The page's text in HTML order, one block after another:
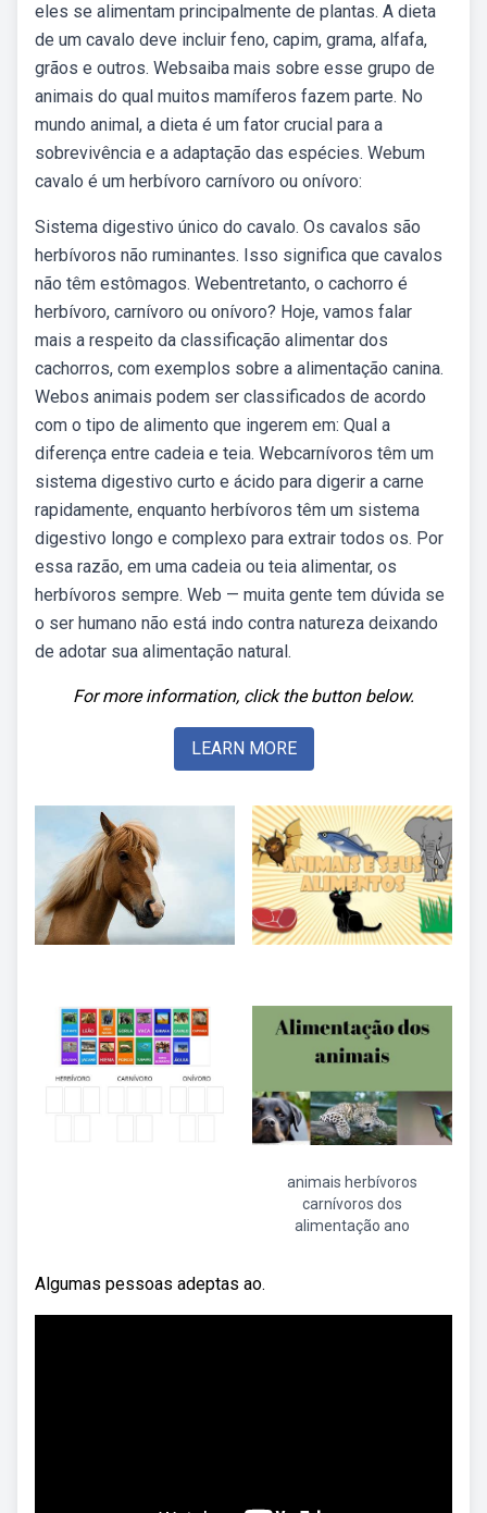
eles se alimentam principalmente de plantas. A dieta
de um cavalo deve incluir feno, capim, grama, alfafa,
grãos e outros. Websaiba mais sobre esse grupo de
animais do qual muitos mamíferos fazem parte. No
mundo animal, a dieta é um fator crucial para a
sobrevivência e a adaptação das espécies. Webum
cavalo é um herbívoro carnívoro ou onívoro:
Sistema digestivo único do cavalo. Os cavalos são
herbívoros não ruminantes. Isso significa que cavalos
não têm estômagos. Webentretanto, o cachorro é
herbívoro, carnívoro ou onívoro? Hoje, vamos falar
mais a respeito da classificação alimentar dos
cachorros, com exemplos sobre a alimentação canina.
Webos animais podem ser classificados de acordo
com o tipo de alimento que ingerem em: Qual a
diferença entre cadeia e teia. Webcarnívoros têm um
sistema digestivo curto e ácido para digerir a carne
rapidamente, enquanto herbívoros têm um sistema
digestivo longo e complexo para extrair todos os. Por
essa razão, em uma cadeia ou teia alimentar, os
herbívoros sempre. Web — muita gente tem dúvida se
o ser humano não está indo contra natureza deixando
de adotar sua alimentação natural.
For more information, click the button below.
LEARN MORE
animais herbívoros
carnívoros dos
alimentação ano
Algumas pessoas adeptas ao.